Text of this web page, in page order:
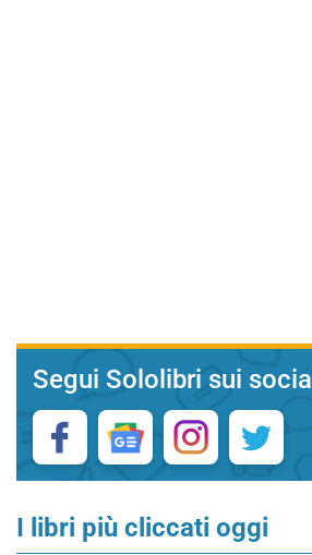
Segui Sololibri sui social
I libri più cliccati oggi